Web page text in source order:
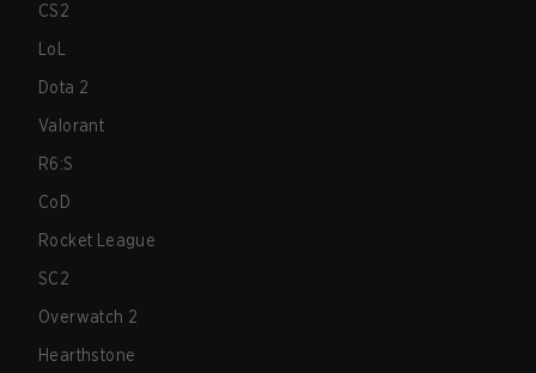
CS2
LoL
Dota 2
Valorant
R6:S
CoD
Rocket League
SC2
Overwatch 2
Hearthstone